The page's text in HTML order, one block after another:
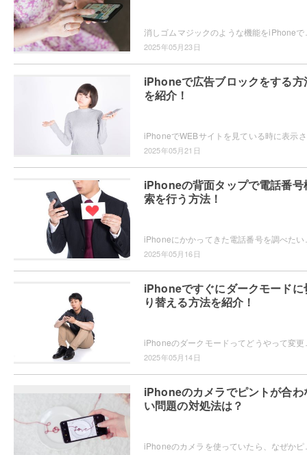
2025年05月23日
iPhoneで広告ブロックをする方
を紹介！
2025年05月21日
iPhoneの背面タップで電話番号
索を行う方法！
2025年05月16日
iPhoneですぐにダークモードに
り替える方法を紹介！
2025年05月14日
iPhoneのカメラでピントが合わ
い問題の対処法は？